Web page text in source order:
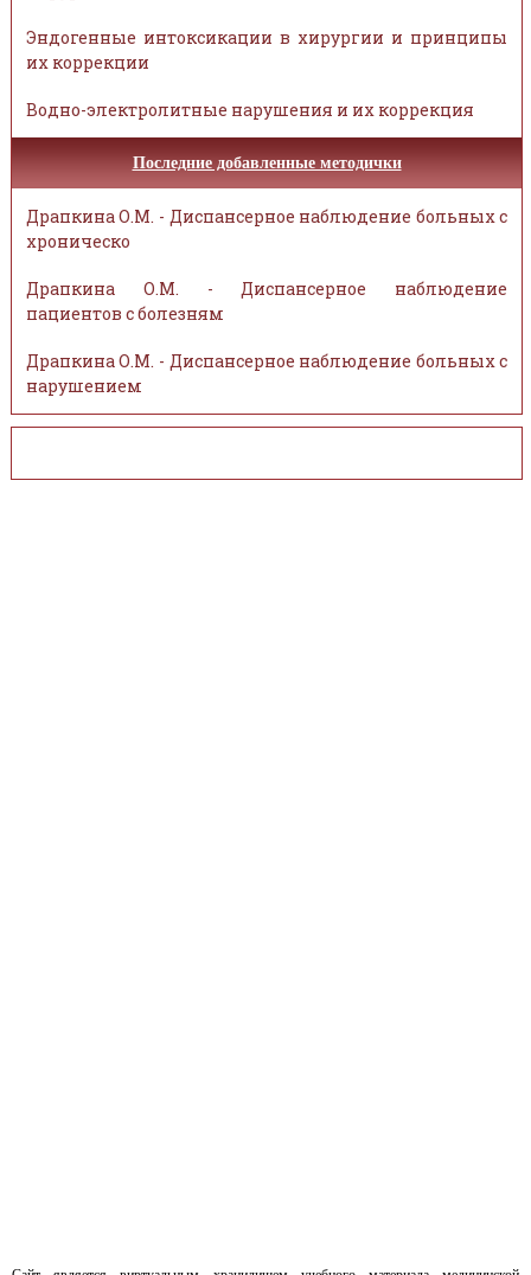
Эндогенные интоксикации в хирургии и принципы
их коррекции
Водно-электролитные нарушения и их коррекция
Последние добавленные методички
Драпкина О.М. - Диспансерное наблюдение больных с
хроническо
Драпкина О.М. - Диспансерное наблюдение
пациентов с болезням
Драпкина О.М. - Диспансерное наблюдение больных с
нарушением